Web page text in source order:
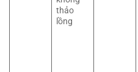
thảo
lồng